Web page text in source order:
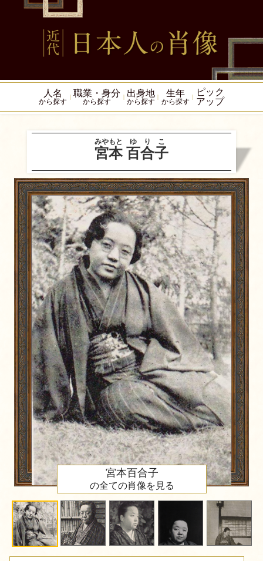
人名
から探す
職業・身分
から探す
出身地
から探す
生年
から探す
ピック
アップ
宮本
みやもと
百合子
ゆりこ
宮本百合子
の全ての肖像を見る